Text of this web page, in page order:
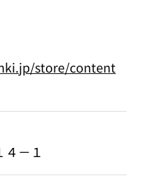
store/content
－１